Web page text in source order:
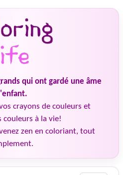
qui ont gardé une âme
crayons de couleurs et
couleurs à la vie!
zen en coloriant, tout